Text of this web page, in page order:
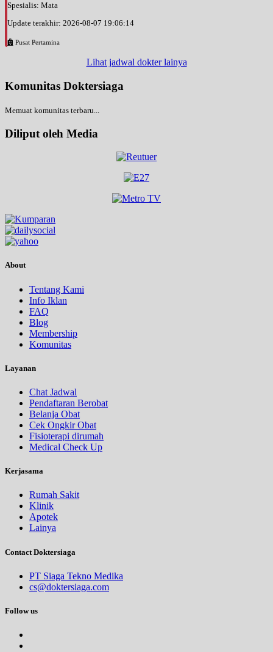
Spesialis: Mata
Update terakhir: 2026-08-07 19:06:14
Pusat Pertamina
Lihat jadwal dokter lainya
Komunitas Doktersiaga
Memuat komunitas terbaru...
Diliput oleh Media
About
Tentang Kami
Info Iklan
FAQ
Blog
Membership
Komunitas
Layanan
Chat Jadwal
Pendaftaran Berobat
Belanja Obat
Cek Ongkir Obat
Fisioterapi dirumah
Medical Check Up
Kerjasama
Rumah Sakit
Klinik
Apotek
Lainya
Contact Doktersiaga
PT Siaga Tekno Medika
cs@doktersiaga.com
Follow us